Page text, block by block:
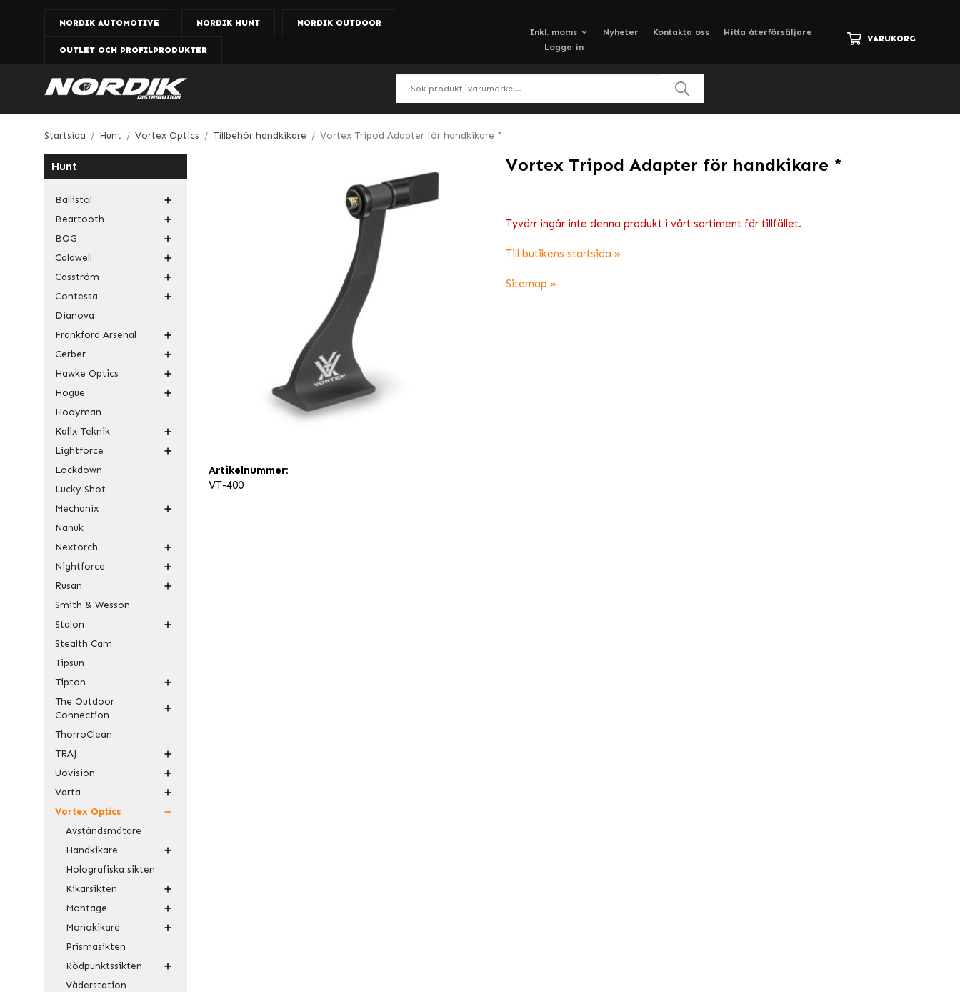
NORDIK AUTOMOTIVE NORDIK HUNT NORDIK OUTDOOR
OUTLET OCH PROFILPRODUKTER
Nyheter Kontakta oss
Hitta återförsäljare
Logga in
VARUKORG
Startsida / Hunt / Vortex Optics / Tillbehör handkikare / Vortex Tripod Adapter för handkikare *
Hunt
Ballistol
Beartooth
BOG
Caldwell
Casström
Contessa
Dianova
Frankford Arsenal
Gerber
Hawke Optics
Hogue
Hooyman
Kalix Teknik
Lightforce
Lockdown
Lucky Shot
Mechanix
Nanuk
Nextorch
Nightforce
Rusan
Smith & Wesson
Stalon
Stealth Cam
Tipsun
Tipton
The Outdoor
Connection
ThorroClean
TRAJ
Uovision
Varta
Vortex Optics
Avståndsmätare
Handkikare
Holografiska sikten
Kikarsikten
Montage
Monokikare
Prismasikten
Rödpunktssikten
Väderstation
Vortex Tripod Adapter för handkikare *
Tyvärr ingår inte denna produkt i vårt sortiment för tillfället.
Till butikens startsida »
Sitemap »
Artikelnummer:
VT-400